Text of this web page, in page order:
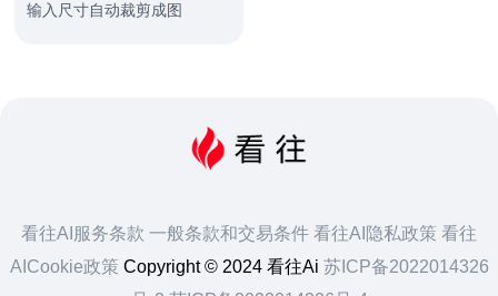
输入尺寸自动裁剪成图
看往AI服务条款 一般条款和交易条件 看往AI隐私政策 看往
AICookie政策 Copyright © 2024 看往Ai 苏ICP备2022014326